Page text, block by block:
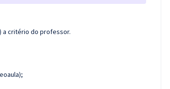
a critério do professor.